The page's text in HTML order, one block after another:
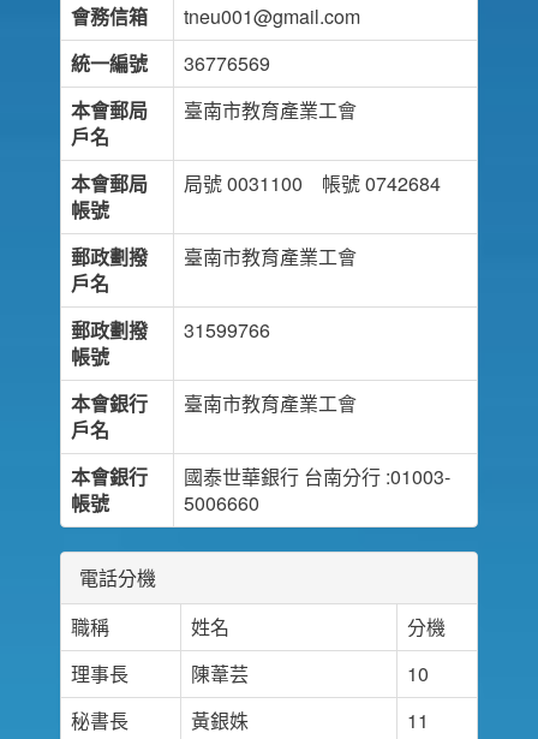
會務信箱
tneu001@gmail.com
統一編號
36776569
本會郵局
戶名
臺南市教育產業工會
本會郵局
帳號
局號 0031100 帳號 0742684
郵政劃撥
戶名
臺南市教育產業工會
郵政劃撥
帳號
31599766
本會銀行
戶名
臺南市教育產業工會
本會銀行
帳號
國泰世華銀行 台南分行 :01003-
5006660
電話分機
職稱
姓名
分機
理事長
陳葦芸
10
秘書長
黃銀姝
11